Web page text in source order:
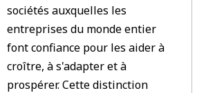
sociétés auxquelles les
entreprises du monde entier
font confiance pour les aider à
croître, à s'adapter et à
prospérer. Cette distinction